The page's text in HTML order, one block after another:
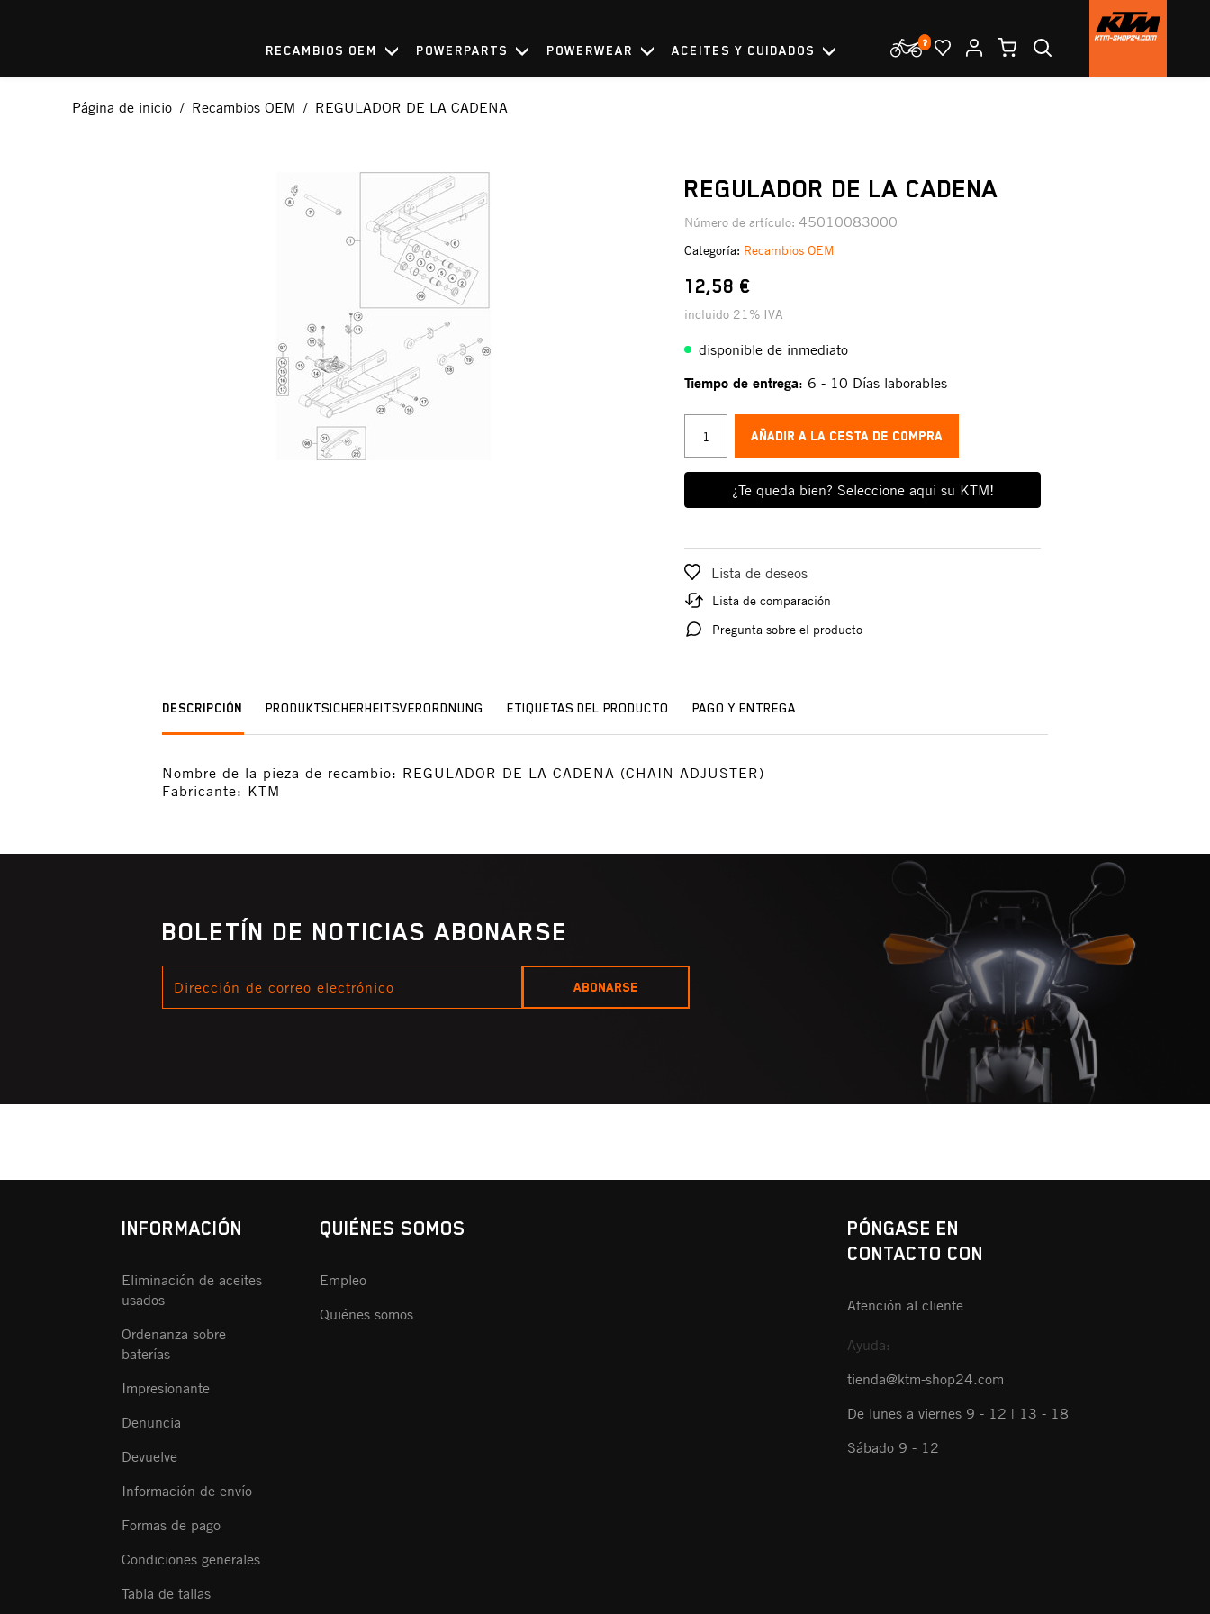
RECAMBIOS OEM POWERPARTS POWERWEAR ACEITES Y CUIDADOS
Página de inicio Recambios OEM REGULADOR DE LA CADENA
REGULADOR DE LA CADENA
Número de artículo: 45010083000
Categoría: Recambios OEM
12,58 €
incluido 21% IVA
disponible de inmediato
Tiempo de entrega: 6 - 10 Días laborables
¿Te queda bien? Seleccione aquí su KTM!
AÑADIR A LA CESTA DE COMPRA
Lista de deseos
Lista de comparación
Pregunta sobre el producto
DESCRIPCIÓN PRODUKTSICHERHEITSVERORDNUNG ETIQUETAS DEL PRODUCTO PAGO Y ENTREGA
Nombre de la pieza de recambio: REGULADOR DE LA CADENA (CHAIN ADJUSTER)
Fabricante: KTM
BOLETÍN DE NOTICIAS ABONARSE
ABONARSE
INFORMACIÓN
Eliminación de aceites
usados
Ordenanza sobre
baterías
Impresionante
Denuncia
Devuelve
Información de envío
Formas de pago
Condiciones generales
Tabla de tallas
QUIÉNES SOMOS
Empleo
Quiénes somos
PÓNGASE EN
CONTACTO CON
Atención al cliente
Ayuda:
tienda@ktm-shop24.com
De lunes a viernes 9 - 12 | 13 - 18
Sábado 9 - 12